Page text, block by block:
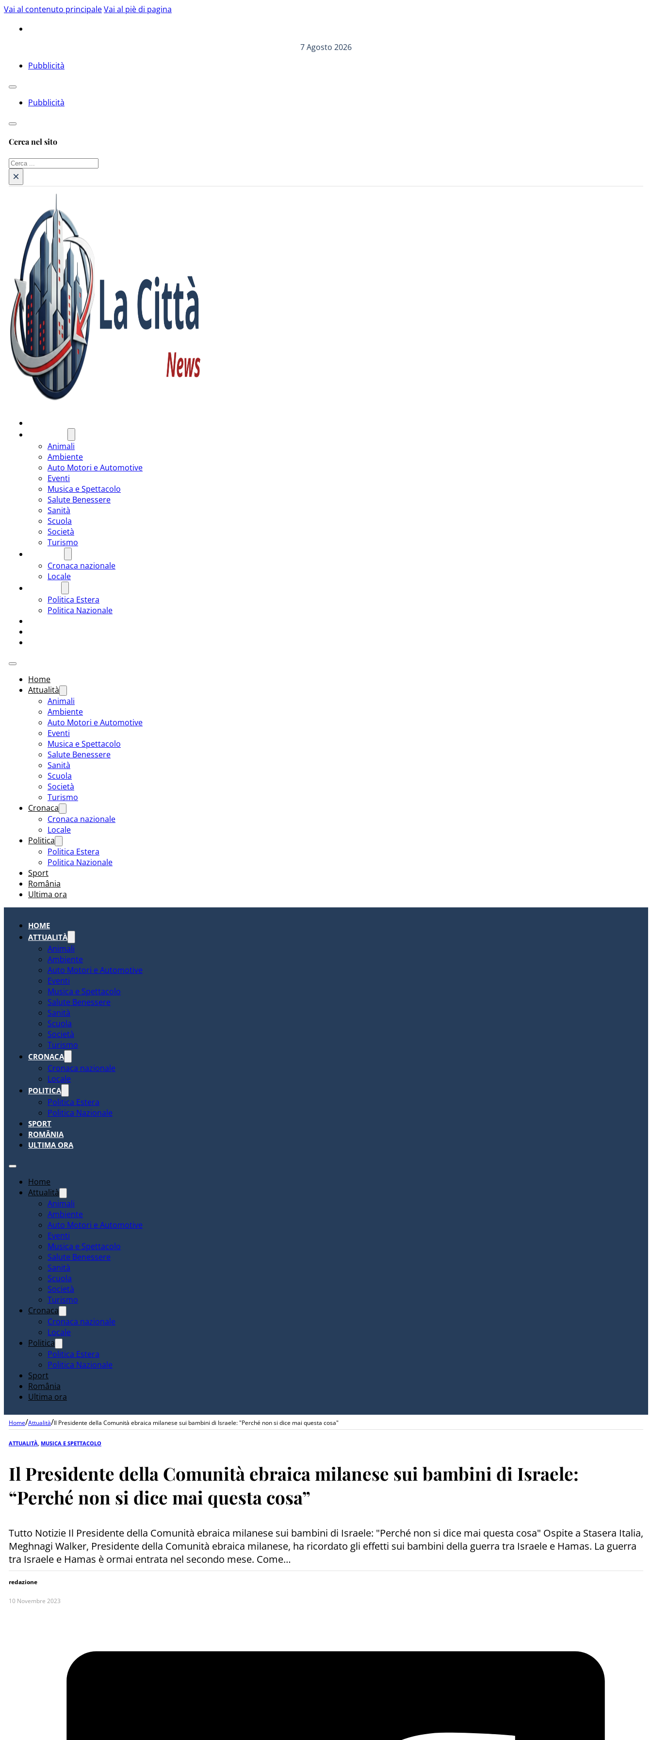
Vai al contenuto principaleVai al piè di pagina
7 Agosto 2026
Pubblicità
Pubblicità
Cerca nel sito
Cerca
×
Animali
Ambiente
Auto Motori e Automotive
Eventi
Musica e Spettacolo
Salute Benessere
Sanità
Scuola
Società
Turismo
Cronaca nazionale
Locale
Politica Estera
Politica Nazionale
Home
Attualità
Animali
Ambiente
Auto Motori e Automotive
Eventi
Musica e Spettacolo
Salute Benessere
Sanità
Scuola
Società
Turismo
Cronaca
Cronaca nazionale
Locale
Politica
Politica Estera
Politica Nazionale
Sport
România
Ultima ora
HOME
ATTUALITÀ
Animali
Ambiente
Auto Motori e Automotive
Eventi
Musica e Spettacolo
Salute Benessere
Sanità
Scuola
Società
Turismo
CRONACA
Cronaca nazionale
Locale
POLITICA
Politica Estera
Politica Nazionale
SPORT
ROMÂNIA
ULTIMA ORA
Home
Attualità
Animali
Ambiente
Auto Motori e Automotive
Eventi
Musica e Spettacolo
Salute Benessere
Sanità
Scuola
Società
Turismo
Cronaca
Cronaca nazionale
Locale
Politica
Politica Estera
Politica Nazionale
Sport
România
Ultima ora
Home/Attualità/Il Presidente della Comunità ebraica milanese sui bambini di Israele: "Perché non si dice mai questa cosa"
ATTUALITÀ MUSICA E SPETTACOLO
Il Presidente della Comunità ebraica milanese sui bambini di Israele:
“Perché non si dice mai questa cosa”
Tutto Notizie Il Presidente della Comunità ebraica milanese sui bambini di Israele: "Perché non si dice mai questa cosa" Ospite a Stasera Italia,
Meghnagi Walker, Presidente della Comunità ebraica milanese, ha ricordato gli effetti sui bambini della guerra tra Israele e Hamas. La guerra
tra Israele e Hamas è ormai entrata nel secondo mese. Come…
redazione
10 Novembre 2023